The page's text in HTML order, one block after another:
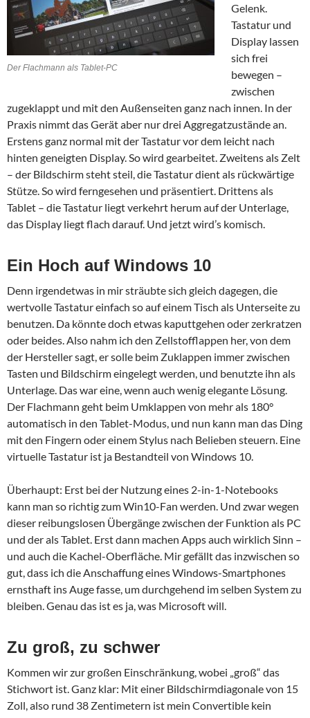
Der Flachmann als Tablet-PC
Gelenk.
Tastatur und
Display lassen
sich frei
bewegen –
zwischen
zugeklappt und mit den Außenseiten ganz nach innen. In der
Praxis nimmt das Gerät aber nur drei Aggregatzustände an.
Erstens ganz normal mit der Tastatur vor dem leicht nach
hinten geneigten Display. So wird gearbeitet. Zweitens als Zelt
– der Bildschirm steht steil, die Tastatur dient als rückwärtige
Stütze. So wird ferngesehen und präsentiert. Drittens als
Tablet – die Tastatur liegt verkehrt herum auf der Unterlage,
das Display liegt flach darauf. Und jetzt wird’s komisch.
Ein Hoch auf Windows 10
Denn irgendetwas in mir sträubte sich gleich dagegen, die
wertvolle Tastatur einfach so auf einem Tisch als Unterseite zu
benutzen. Da könnte doch etwas kaputtgehen oder zerkratzen
oder beides. Also nahm ich den Zellstofflappen her, von dem
der Hersteller sagt, er solle beim Zuklappen immer zwischen
Tasten und Bildschirm eingelegt werden, und benutzte ihn als
Unterlage. Das war eine, wenn auch wenig elegante Lösung.
Der Flachmann geht beim Umklappen von mehr als 180°
automatisch in den Tablet-Modus, und nun kann man das Ding
mit den Fingern oder einem Stylus nach Belieben steuern. Eine
virtuelle Tastatur ist ja Bestandteil von Windows 10.
Überhaupt: Erst bei der Nutzung eines 2-in-1-Notebooks
kann man so richtig zum Win10-Fan werden. Und zwar wegen
dieser reibungslosen Übergänge zwischen der Funktion als PC
und der als Tablet. Erst dann machen Apps auch wirklich Sinn –
und auch die Kachel-Oberfläche. Mir gefällt das inzwischen so
gut, dass ich die Anschaffung eines Windows-Smartphones
ernsthaft ins Auge fasse, um durchgehend im selben System zu
bleiben. Genau das ist es ja, was Microsoft will.
Zu groß, zu schwer
Kommen wir zur großen Einschränkung, wobei „groß“ das
Stichwort ist. Ganz klar: Mit einer Bildschirmdiagonale von 15
Zoll, also rund 38 Zentimetern ist mein Convertible kein